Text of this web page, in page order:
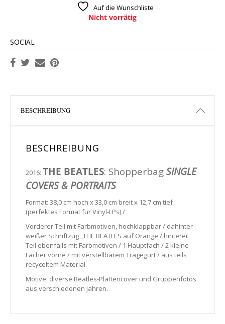
Auf die Wunschliste
Nicht vorrätig
SOCIAL
BESCHREIBUNG
BESCHREIBUNG
2016: THE BEATLES: Shopperbag SINGLE
COVERS & PORTRAITS
Format: 38,0 cm hoch x 33,0 cm breit x 12,7 cm tief
(perfektes Format für Vinyl-LPs) /
Vorderer Teil mit Farbmotiven, hochklappbar / dahinter
weißer Schriftzug „THE BEATLES auf Orange / hinterer
Teil ebenfalls mit Farbmotiven / 1 Hauptfach / 2 kleine
Fächer vorne / mit verstellbarem Tragegurt / aus teils
recyceltem Material.
Motive: diverse Beatles-Plattencover und Gruppenfotos
aus verschiedenen Jahren.